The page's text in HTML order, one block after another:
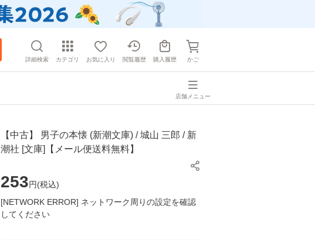
詳細検索 カテゴリ お気に入り 閲覧履歴 購入履歴 かご
店舗メニュー
【中古】 男子の本懐 (新潮文庫) / 城山 三郎 / 新
潮社 [文庫]【メール便送料無料】
253円(税込)
[NETWORK ERROR] ネットワーク周りの設定を確認
してください